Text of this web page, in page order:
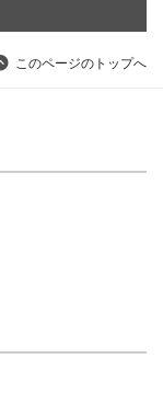
このページのトップへ